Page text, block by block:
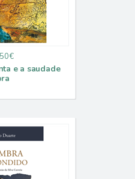
e a saudade